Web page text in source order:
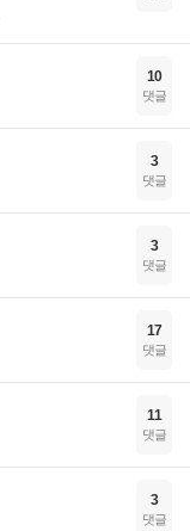
10
댓글
3
댓글
3
댓글
17
댓글
11
댓글
3
댓글